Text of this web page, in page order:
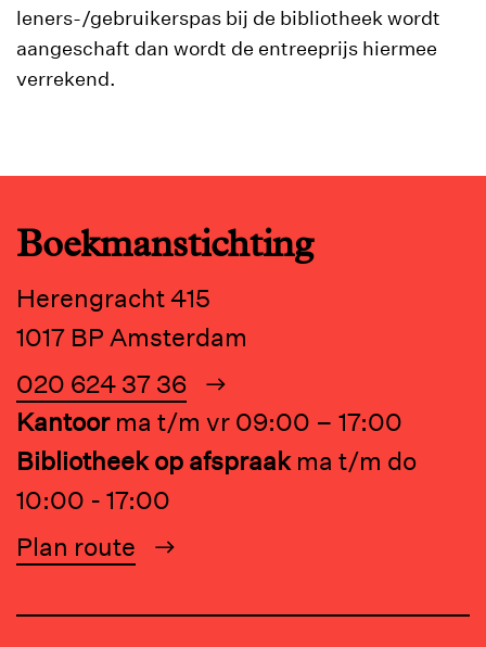
leners-/gebruikerspas bij de bibliotheek wordt
aangeschaft dan wordt de entreeprijs hiermee
verrekend.
Boekmanstichting
Herengracht 415
1017 BP Amsterdam
020 624 37 36
Kantoor ma t/m vr 09:00 – 17:00
Bibliotheek op afspraak ma t/m do
10:00 - 17:00
Plan route